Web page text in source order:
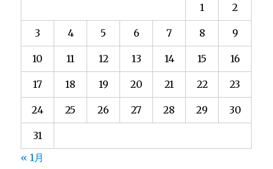
1 2
3 4 5 6 7 8 9
10 11 12 13 14 15 16
17 18 19 20 21 22 23
24 25 26 27 28 29 30
31
« 1月